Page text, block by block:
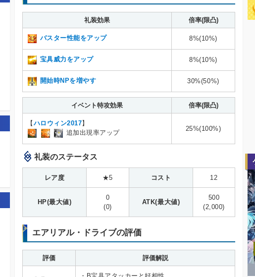
礼装効果 倍率(限凸)
バスター性能をアップ 8%(10%)
宝具威力をアップ 8%(10%)
開始時NPを増やす 30%(50%)
イベント特攻効果 倍率(限凸)
【 ハロウィン2017】
追加出現率アップ
25%(100%)
礼装のステータス
レア度 ★5 コスト 12
HP(最大値)
0
(0)
ATK(最大値)
500
(2,000)
エアリアル・ドライブの評価
評価 評価解説